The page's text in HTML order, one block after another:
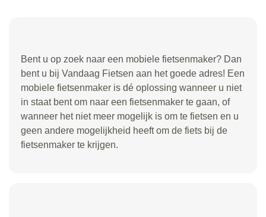
Bent u op zoek naar een mobiele fietsenmaker? Dan
bent u bij Vandaag Fietsen aan het goede adres! Een
mobiele fietsenmaker is dé oplossing wanneer u niet
in staat bent om naar een fietsenmaker te gaan, of
wanneer het niet meer mogelijk is om te fietsen en u
geen andere mogelijkheid heeft om de fiets bij de
fietsenmaker te krijgen.